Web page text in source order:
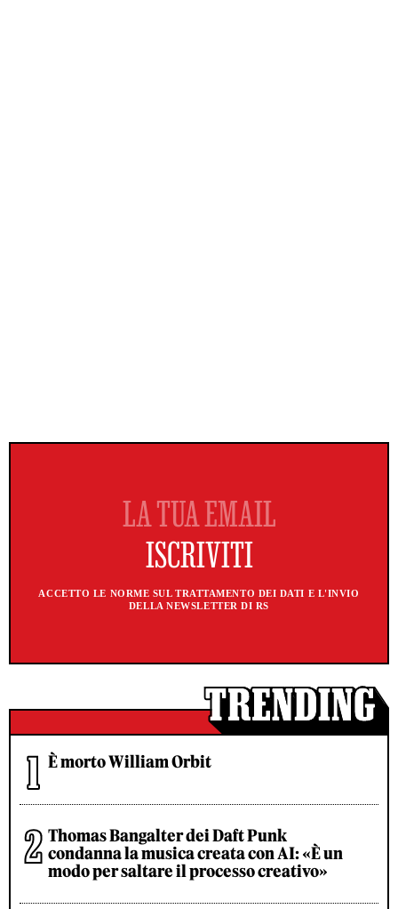
ACCETTO LE NORME SUL TRATTAMENTO DEI DATI E L'INVIO
DELLA NEWSLETTER DI RS
È morto William Orbit
Thomas Bangalter dei Daft Punk
condanna la musica creata con AI: «È un
modo per saltare il processo creativo»